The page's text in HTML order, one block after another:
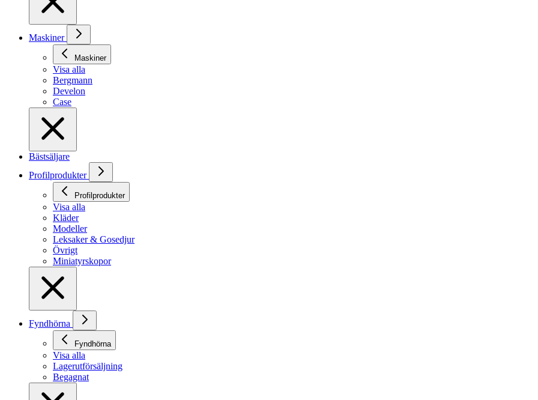
Maskiner
Maskiner
Visa alla
Bergmann
Develon
Case
Bästsäljare
Profilprodukter
Profilprodukter
Visa alla
Kläder
Modeller
Leksaker & Gosedjur
Övrigt
Miniatyrskopor
Fyndhörna
Fyndhörna
Visa alla
Lagerutförsäljning
Begagnat